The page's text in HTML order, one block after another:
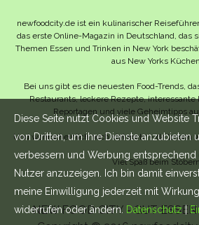
newfoodcity.de ist ein kulinarischer
das erste Online-Magazin in Deutschland, das
Themen Essen und Trinken in New York
aus New Yorks
Bei uns gibt es die neuesten Food-Trends,
Restaurants, leckere Rezepte, interessante
Reportagen und viele Geheimtipps
Und wahrscheinlich noch viel mehr – da lassen
Viel Spaß beim
NEW FOOD CITY - GUT
Diese Seite nutzt Cookies und Website
von Dritten, um ihre Dienste anzubieten
verbessern und Werbung entsprechend
Nutzer anzuzeigen. Ich bin damit
meine Einwilligung jederzeit mit
widerrufen oder ändern. Datenschutz|